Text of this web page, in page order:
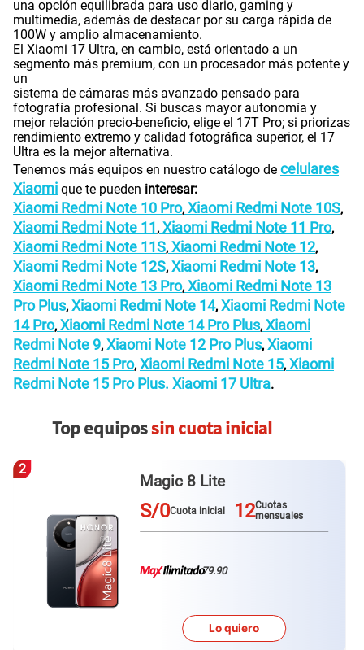
una opción equilibrada para uso diario, gaming y
multimedia, además de destacar por su carga rápida de
100W y amplio almacenamiento.
El Xiaomi 17 Ultra, en cambio, está orientado a un
segmento más premium, con un procesador más potente y
un
sistema de cámaras más avanzado pensado para
fotografía profesional. Si buscas mayor autonomía y
mejor relación precio-beneficio, elige el 17T Pro; si priorizas
rendimiento extremo y calidad fotográfica superior, el 17
Ultra es la mejor alternativa.
Tenemos más equipos en nuestro catálogo de celulares
Xiaomi que te pueden interesar:
Xiaomi Redmi Note 10 Pro, Xiaomi Redmi Note 10S,
Xiaomi Redmi Note 11 , Xiaomi Redmi Note 11 Pro,
Xiaomi Redmi Note 11S, Xiaomi Redmi Note 12,
Xiaomi Redmi Note 12S, Xiaomi Redmi Note 13,
Xiaomi Redmi Note 13 Pro, Xiaomi Redmi Note 13
Pro Plus, Xiaomi Redmi Note 14, Xiaomi Redmi Note
14 Pro, Xiaomi Redmi Note 14 Pro Plus, Xiaomi
Redmi Note 9, Xiaomi Note 12 Pro Plus, Xiaomi
Redmi Note 15 Pro, Xiaomi Redmi Note 15, Xiaomi
Redmi Note 15 Pro Plus. Xiaomi 17 Ultra.
Top equipossin cuota inicial
3
Galaxy A57
S/0Cuota inicial 12Cuotas
mensuales
79.90
Lo quiero